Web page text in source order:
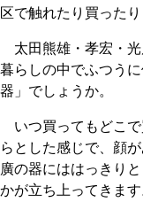
区で触れたり買った
太田熊雄・孝宏・光
暮らしの中でふつう
器」でしょうか。
いつ買ってもどこで
らとした感じで、顔
廣の器にははっきり
かが立ち上ってきます